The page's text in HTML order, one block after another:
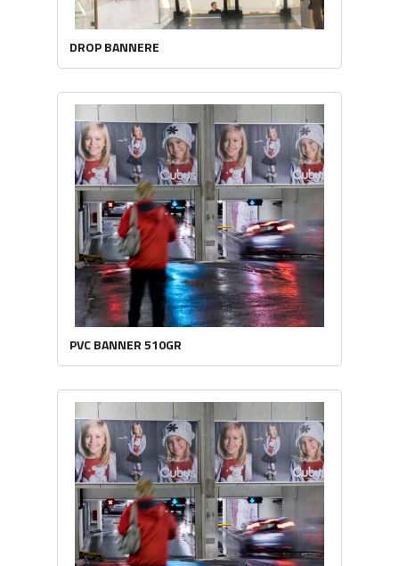
DROP BANNERE
PVC BANNER 510GR